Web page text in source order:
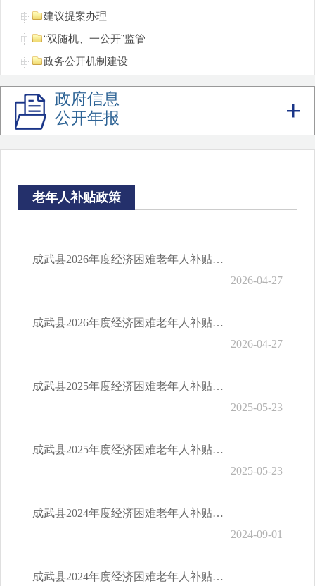
建议提案办理
“双随机、一公开”监管
政务公开机制建设
重点领域信息
领导公开接访
不动产登记信息
财政预决算信息
政府信息
公开年报
老年人补贴政策
成武县2026年度经济困难老年人补贴申报指南
2026-04-27
成武县2026年度经济困难老年人补贴对象认定
2026-04-27
成武县2025年度经济困难老年人补贴申报指南
2025-05-23
成武县2025年度经济困难老年人补贴对象认定
2025-05-23
成武县2024年度经济困难老年人补贴对象认定条件
2024-09-01
成武县2024年度经济困难老年人补贴申报指南